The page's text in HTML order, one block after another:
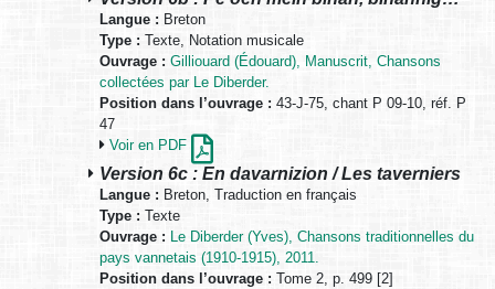
Langue : Breton
Type : Texte, Notation musicale
Ouvrage : Gilliouard (Édouard), Manuscrit, Chansons
collectées par Le Diberder.
Position dans l’ouvrage : 43-J-75, chant P 09-10, réf. P
47
Voir en PDF
Version 6c : En davarnizion / Les taverniers
Langue : Breton, Traduction en français
Type : Texte
Ouvrage : Le Diberder (Yves), Chansons traditionnelles du
pays vannetais (1910-1915), 2011.
Position dans l’ouvrage : Tome 2, p. 499 [2]